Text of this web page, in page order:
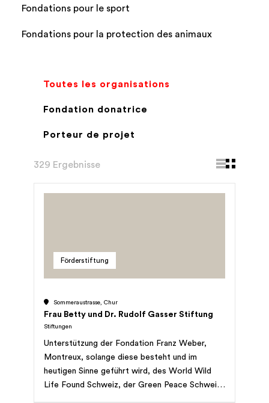
Fondations pour le sport
Fondations pour la protection des animaux
Toutes les organisations
Fondation donatrice
Porteur de projet
329 Ergebnisse
Förderstiftung
Sommeraustrasse, Chur
Frau Betty und Dr. Rudolf Gasser Stiftung
Stiftungen
Unterstützung der Fondation Franz Weber,
Montreux, solange diese besteht und im
heutigen Sinne geführt wird, des World Wild
Life Found Schweiz, der Green Peace Schweiz